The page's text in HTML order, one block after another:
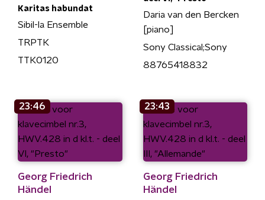
Karitas habundat
Sibil-la Ensemble
TRPTK
TTK0120
Daria van den Bercken
[piano]
Sony Classical;Sony
88765418832
23:46
Georg Friedrich
Händel
23:43
Georg Friedrich
Händel